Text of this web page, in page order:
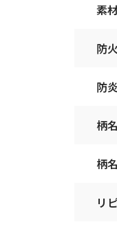
素
防
防
柄名
柄名
リ